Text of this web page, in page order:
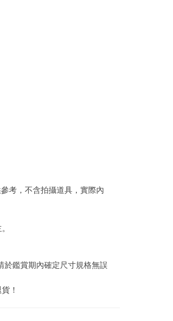
考，不含拍攝道具，實際內
於鑑賞期內確定尺寸規格無誤
！